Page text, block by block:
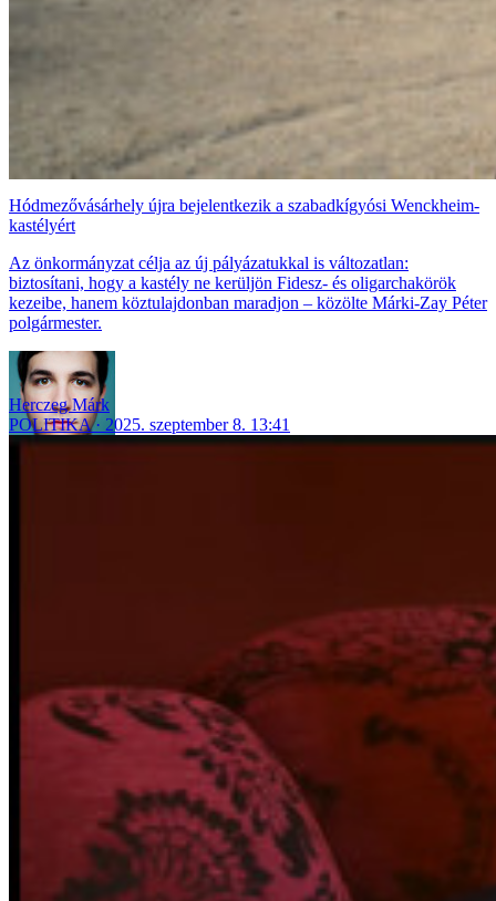
Hódmezővásárhely újra bejelentkezik a szabadkígyósi Wenckheim-
kastélyért
Az önkormányzat célja az új pályázatukkal is változatlan:
biztosítani, hogy a kastély ne kerüljön Fidesz- és oligarchakörök
kezeibe, hanem köztulajdonban maradjon – közölte Márki-Zay Péter
polgármester.
Herczeg Márk
POLITIKA
2025. szeptember 8. 13:41